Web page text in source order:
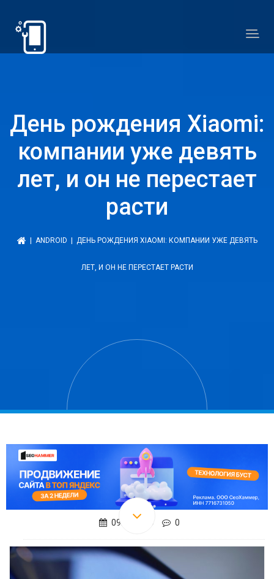
День рождения Xiaomi:
компании уже девять
лет, и он не перестает
расти
ANDROID | ДЕНЬ РОЖДЕНИЯ XIAOMI: КОМПАНИИ УЖЕ ДЕВЯТЬ
ЛЕТ, И ОН НЕ ПЕРЕСТАЕТ РАСТИ
09.04.2019 0